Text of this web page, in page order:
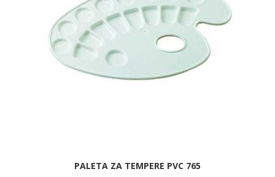
PALETA ZA TEMPERE PVC 765